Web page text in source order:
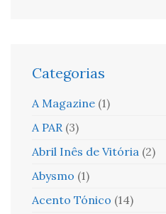
Categorias
A Magazine (1)
A PAR (3)
Abril Inês de Vitória (2)
Abysmo (1)
Acento Tónico (14)